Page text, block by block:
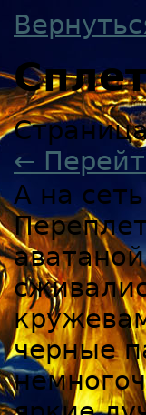
←
А на
черные